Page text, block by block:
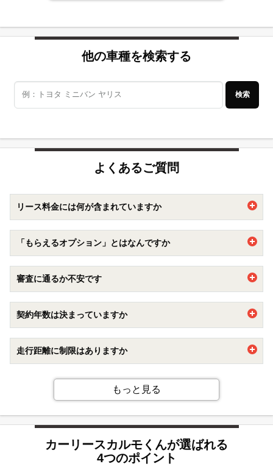
他の車種を検索する
検索
よくあるご質問
リース料金には何が含まれていますか
車両代に加えて自動車税や重量税、自賠責保険などの法定費
用などがリース料金に含まれています。
加えて、車検点検費用もカバーするメンテナンスプランもオ
プションで追加出来ます。
自動車購入の際には自己負担になる部分が含まれているた
め、車に関する出費がフラットになり家計の管理がラクにな
ぜひご検討くださいませ。
「もらえるオプション」とはなんですか
契約期間満了時に追加精算ナシで乗っていた車両をもらえる
オプションです。7年以上の新車カーリース契約でご加入い
ただけます。
もらえるオプションについて詳しくはこちら
審査に通るか不安です
【審査に通るか不安です】
・できるだけ安い車種やプランで申し込むのがおすすめで
す。カーリースカルモくんでは、業界最安水準でお車を豊富
に揃えています。
・審査の基準が異なりますので、カーローンや他社のリース
審査に落ちた方でもカーリースカルモくんをご利用できる可
能性があります。
【パート・アルバイトでも審査に通りますか】
パート・アルバイト勤務の方でカーリースカルモくんをご利
用されているお客様も多くいらっしゃいます。どうぞお気軽
にお申込みください。
契約年数は決まっていますか
1年を最短とし、11年まで1年単位でお選びいただけます。
走行距離に制限はありますか
とが可能になる「もらえるオプション」もご用意しており、
カーリースでもマイカー感覚でご利用いただけます。
をご覧ください。
もっと見る
カーリースカルモくんが選ばれる
4つのポイント